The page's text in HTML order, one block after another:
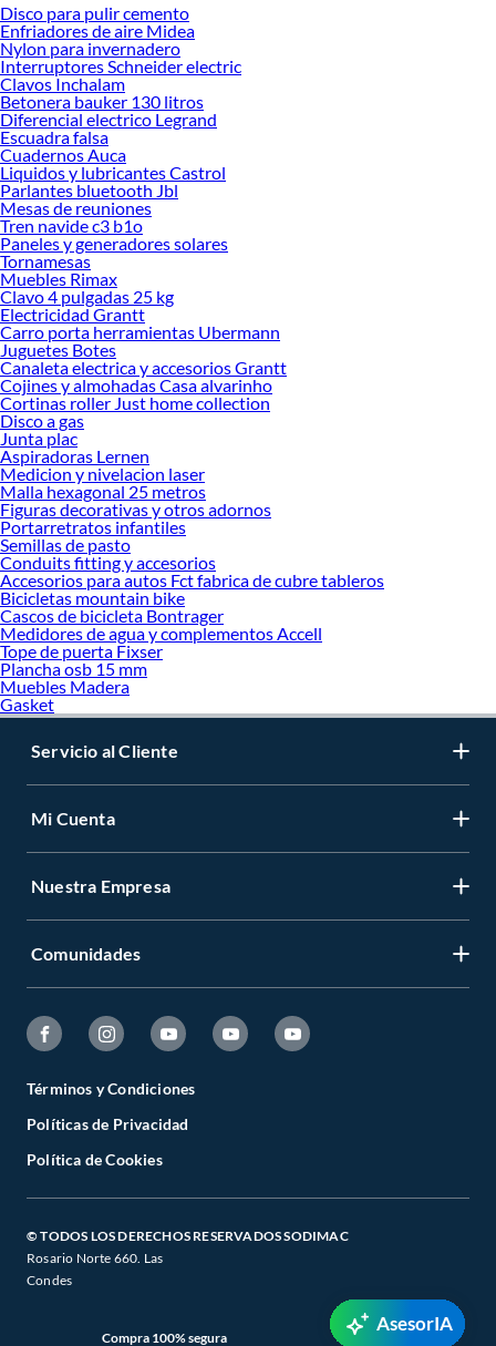
Disco para pulir cemento
Enfriadores de aire Midea
Nylon para invernadero
Interruptores Schneider electric
Clavos Inchalam
Betonera bauker 130 litros
Diferencial electrico Legrand
Escuadra falsa
Cuadernos Auca
Liquidos y lubricantes Castrol
Parlantes bluetooth Jbl
Mesas de reuniones
Tren navide c3 b1o
Paneles y generadores solares
Tornamesas
Muebles Rimax
Clavo 4 pulgadas 25 kg
Electricidad Grantt
Carro porta herramientas Ubermann
Juguetes Botes
Canaleta electrica y accesorios Grantt
Cojines y almohadas Casa alvarinho
Cortinas roller Just home collection
Disco a gas
Junta plac
Aspiradoras Lernen
Medicion y nivelacion laser
Malla hexagonal 25 metros
Figuras decorativas y otros adornos
Portarretratos infantiles
Semillas de pasto
Conduits fitting y accesorios
Accesorios para autos Fct fabrica de cubre tableros
Bicicletas mountain bike
Cascos de bicicleta Bontrager
Medidores de agua y complementos Accell
Tope de puerta Fixser
Plancha osb 15 mm
Muebles Madera
Gasket
Servicio al Cliente
Mi Cuenta
Nuestra Empresa
Comunidades
Términos y Condiciones
Políticas de Privacidad
Política de Cookies
© TODOS LOS DERECHOS RESERVADOS SODIMAC
Rosario Norte 660. Las
Condes
Compra 100% segura
AsesorIA